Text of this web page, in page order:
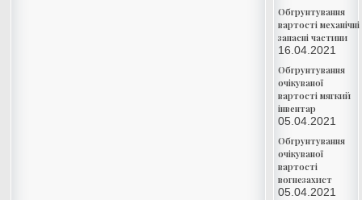
Обгрунтування
вартості механічні
запасні частини
16.04.2021
Обгрунтування
очікуваної
вартості мягкий
інвентар
05.04.2021
Обгрунтування
очікуваної
вартості
вогнезахист
05.04.2021